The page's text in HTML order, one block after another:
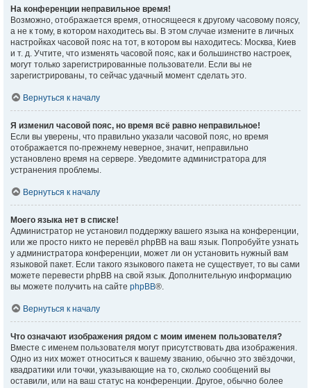
На конференции неправильное время!
Возможно, отображается время, относящееся к другому часовому поясу,
а не к тому, в котором находитесь вы. В этом случае измените в личных
настройках часовой пояс на тот, в котором вы находитесь: Москва, Киев
и т. д. Учтите, что изменять часовой пояс, как и большинство настроек,
могут только зарегистрированные пользователи. Если вы не
зарегистрированы, то сейчас удачный момент сделать это.
Вернуться к началу
Я изменил часовой пояс, но время всё равно неправильное!
Если вы уверены, что правильно указали часовой пояс, но время
отображается по-прежнему неверное, значит, неправильно
установлено время на сервере. Уведомите администратора для
устранения проблемы.
Вернуться к началу
Моего языка нет в списке!
Администратор не установил поддержку вашего языка на конференции,
или же просто никто не перевёл phpBB на ваш язык. Попробуйте узнать
у администратора конференции, может ли он установить нужный вам
языковой пакет. Если такого языкового пакета не существует, то вы сами
можете перевести phpBB на свой язык. Дополнительную информацию
вы можете получить на сайте phpBB®.
Вернуться к началу
Что означают изображения рядом с моим именем пользователя?
Вместе с именем пользователя могут присутствовать два изображения.
Одно из них может относиться к вашему званию, обычно это звёздочки,
квадратики или точки, указывающие на то, сколько сообщений вы
оставили, или на ваш статус на конференции. Другое, обычно более